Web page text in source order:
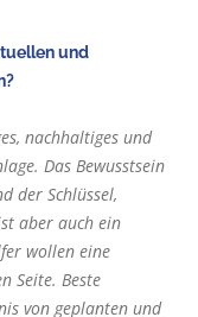
und
nachhaltiges und
Das Bewusstsein
der Schlüssel,
aber auch ein
wollen eine
Seite. Beste
von geplanten und